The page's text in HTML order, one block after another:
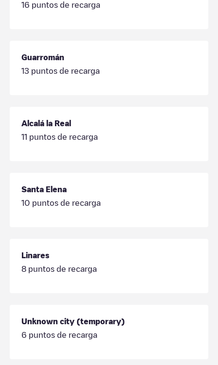
16 puntos de recarga
Guarromán
13 puntos de recarga
Alcalá la Real
11 puntos de recarga
Santa Elena
10 puntos de recarga
Linares
8 puntos de recarga
Unknown city (temporary)
6 puntos de recarga